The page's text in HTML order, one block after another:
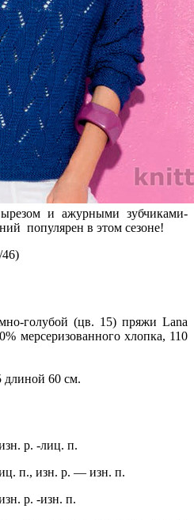
и ажурными зубчиками-
популярен в этом сезоне!
голубой (цв. 15) пряжи Lana
мерсеризованного хлопка, 110
60 см.
р. -лиц. п.
п., изн. р. — изн. п.
р. -изн. п.